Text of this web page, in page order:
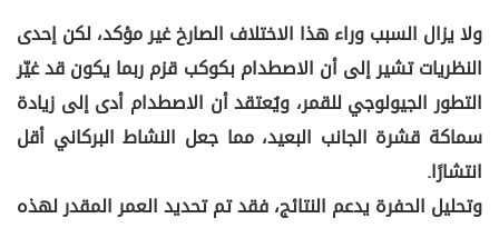
ولا يزال السبب وراء هذا الاختلاف الصارخ غير مؤكد، لكن إحدى
النظريات تشير إلى أن الاصطدام بكوكب قزم ربما يكون قد غيّر
التطور الجيولوجي للقمر، ويُعتقد أن الاصطدام أدى إلى زيادة
سماكة قشرة الجانب البعيد، مما جعل النشاط البركاني أقل
انتشارًا.
وتحليل الحفرة يدعم النتائج، فقد تم تحديد العمر المقدر لهذه